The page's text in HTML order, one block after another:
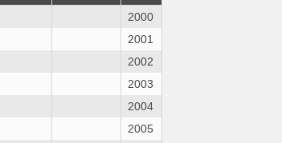
2000
2001
2002
2003
2004
2005